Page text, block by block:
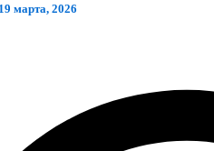
19 марта, 2026